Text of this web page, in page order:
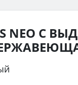
NEO С